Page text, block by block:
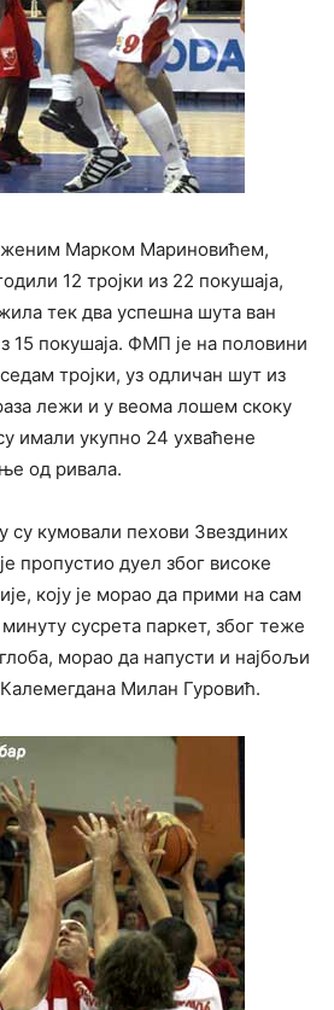
Марком Мариновићем,
12 тројки из 22 покушаја,
тек два успешна шута ван
15 покушаја. ФМП је на половини
тројки, уз одличан шут из
лежи и у веома лошем скоку
имали укупно 24 ухваћене
од ривала.
кумовали пехови Звездиних
пропустио дуел због високе
коју је морао да прими на сам
сусрета паркет, због теже
морао да напусти и најбољи
Милан Гуровић.